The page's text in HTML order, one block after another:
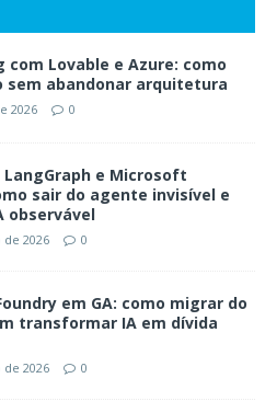
com Lovable e Azure: como
sem abandonar arquitetura
2026 0
LangGraph e Microsoft
sair do agente invisível e
observável
2026 0
em GA: como migrar do
transformar IA em dívida
2026 0